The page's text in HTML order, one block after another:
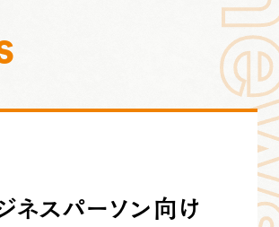
ネスパーソン向け